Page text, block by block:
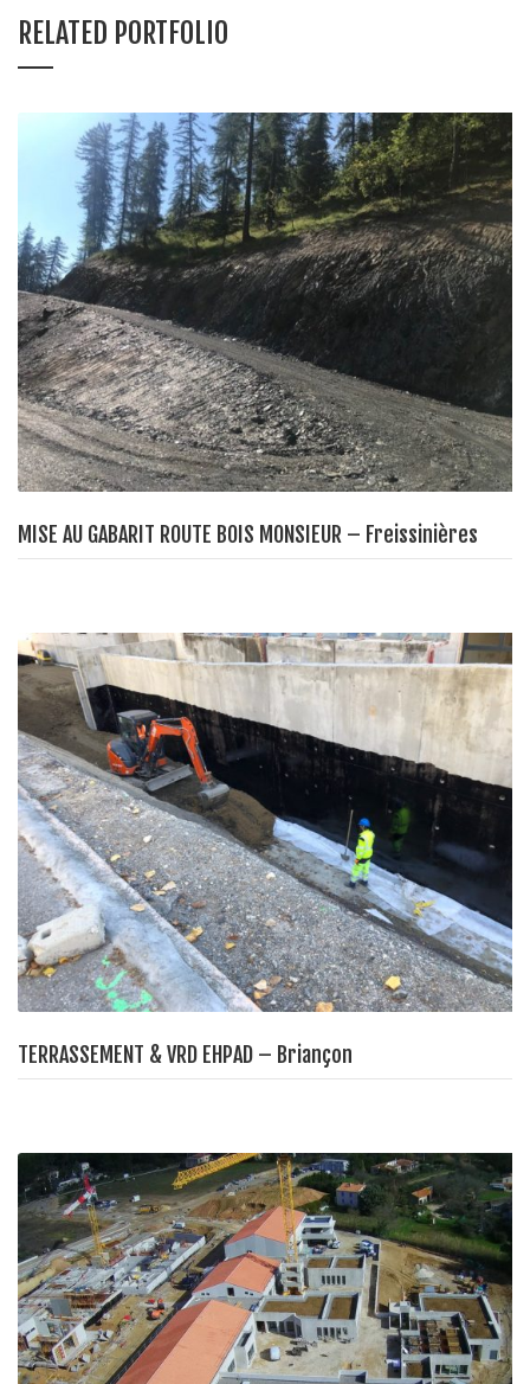
RELATED PORTFOLIO
MISE AU GABARIT ROUTE BOIS MONSIEUR – Freissinières
TERRASSEMENT & VRD EHPAD – Briançon